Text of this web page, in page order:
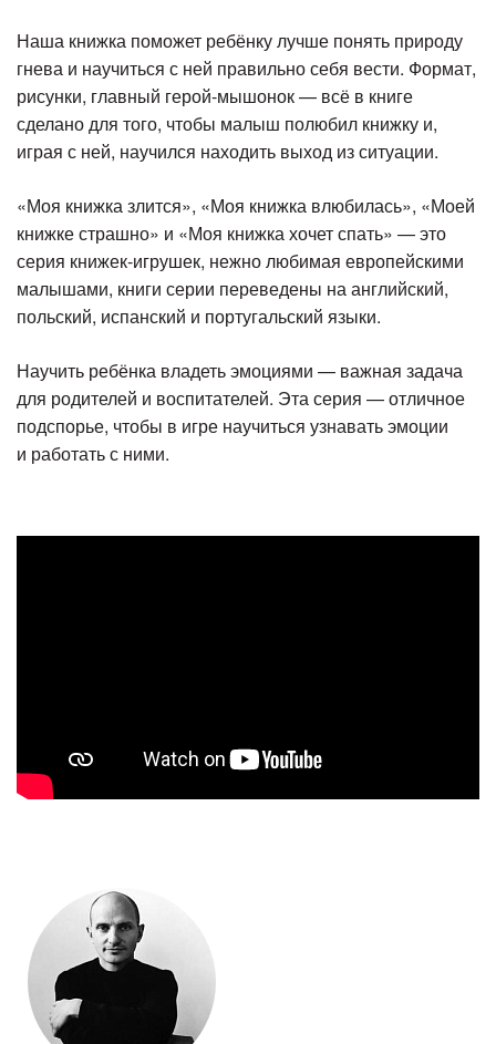
Наша книжка поможет ребёнку лучше понять природу
гнева и научиться с ней правильно себя вести. Формат,
рисунки, главный герой-мышонок — всё в книге
сделано для того, чтобы малыш полюбил книжку и,
играя с ней, научился находить выход из ситуации.
«Моя книжка злится», «Моя книжка влюбилась», «Моей
книжке страшно» и «Моя книжка хочет спать» — это
серия книжек-игрушек, нежно любимая европейскими
малышами, книги серии переведены на английский,
польский, испанский и португальский языки.
Научить ребёнка владеть эмоциями — важная задача
для родителей и воспитателей. Эта серия — отличное
подспорье, чтобы в игре научиться узнавать эмоции
и работать с ними.